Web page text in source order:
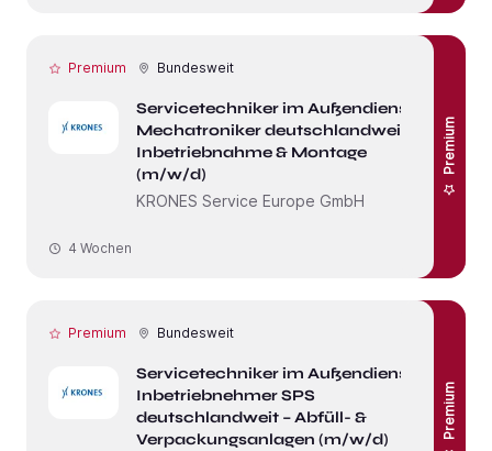
Premium Bundesweit
Servicetechniker im Außendienst /
Mechatroniker deutschlandweit –
Inbetriebnahme & Montage
(m/w/d)
KRONES Service Europe GmbH
Premium
4 Wochen
Premium Bundesweit
Servicetechniker im Außendienst /
Inbetriebnehmer SPS
deutschlandweit – Abfüll- &
Verpackungsanlagen (m/w/d)
Premium